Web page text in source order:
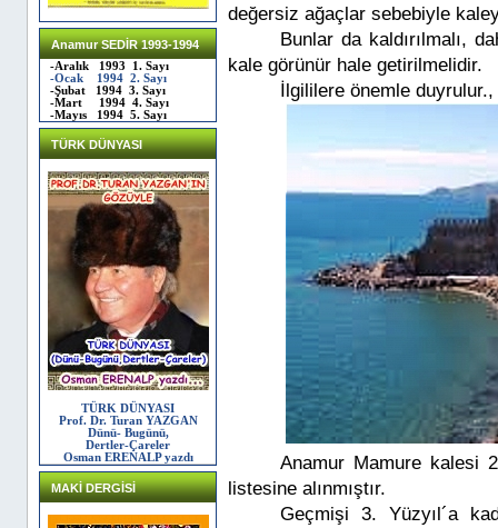
Anamur SEDİR 1993-1994
-Aralık 1993 1. Sayı
-Ocak 1994 2. Sayı
-Şubat 1994 3. Sayı
-Mart 1994 4. Sayı
-Mayıs 1994 5. Sayı
TÜRK DÜNYASI
TÜRK DÜNYASI
Prof. Dr. Turan YAZGAN
Dünü- Bugünü,
Dertler-Çareler
Osman ERENALP yazdı
MAKİ DERGİSİ
değersiz ağaçlar sebebiyle
Bunlar da kaldırılmalı,
kale görünür hale getirilmelidir.
İlgililere önemle duyrulur.,
Anamur Mamure kalesi
listesine alınmıştır.
Geçmişi 3. Yüzyıl´a